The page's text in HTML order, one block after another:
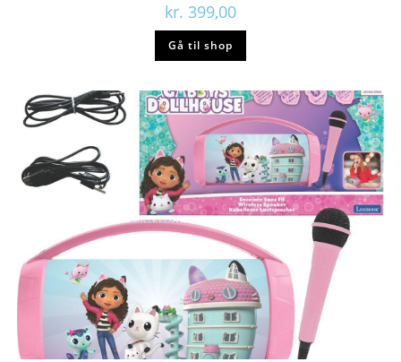
kr. 399,00
Gå til shop